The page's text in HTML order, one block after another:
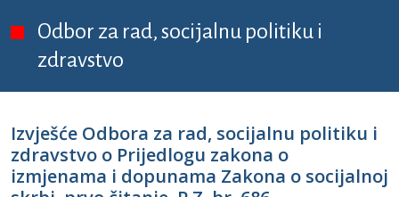
Odbor za rad, socijalnu politiku i
zdravstvo
Izvješće Odbora za rad, socijalnu politiku i
zdravstvo o Prijedlogu zakona o
izmjenama i dopunama Zakona o socijalnoj